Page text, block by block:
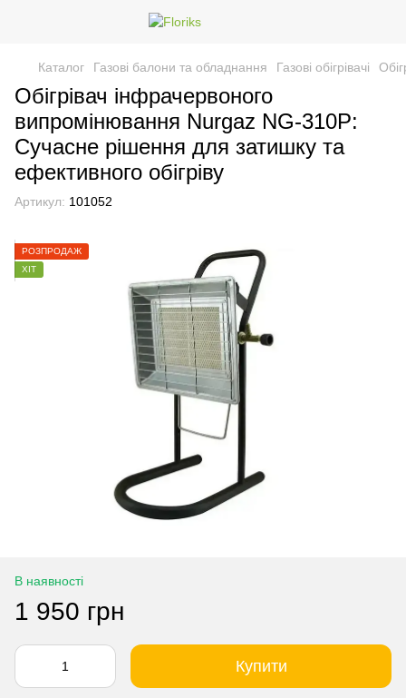
Каталог Газові балони та обладнання Газові обігрівачі
Обігрівач інфрачервоного
випромінювання Nurgaz NG-310P:
Сучасне рішення для затишку та
ефективного обігріву
Артикул: 101052
РОЗПРОДАЖ
ХІТ
В наявності
1 950 грн
Купити